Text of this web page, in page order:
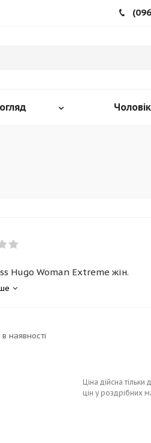
Hugo Woman Extreme жін.
наявності
Ціна дійсна
цін у роздрібних